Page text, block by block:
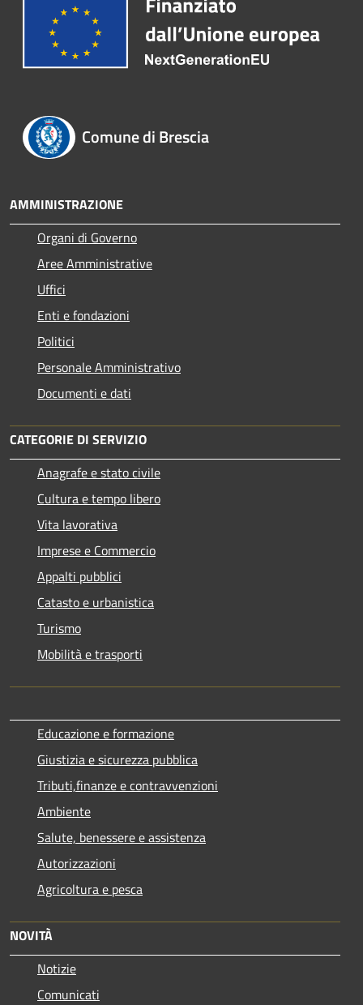
Comune di Brescia
AMMINISTRAZIONE
Organi di Governo
Aree Amministrative
Uffici
Enti e fondazioni
Politici
Personale Amministrativo
Documenti e dati
CATEGORIE DI SERVIZIO
Anagrafe e stato civile
Cultura e tempo libero
Vita lavorativa
Imprese e Commercio
Appalti pubblici
Catasto e urbanistica
Turismo
Mobilità e trasporti
Educazione e formazione
Giustizia e sicurezza pubblica
Tributi,finanze e contravvenzioni
Ambiente
Salute, benessere e assistenza
Autorizzazioni
Agricoltura e pesca
NOVITÀ
Notizie
Comunicati